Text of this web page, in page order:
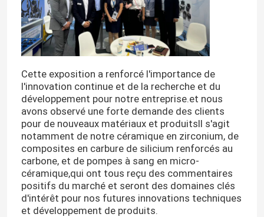
Cette exposition a renforcé l'importance de
l'innovation continue et de la recherche et du
développement pour notre entreprise.et nous
avons observé une forte demande des clients
pour de nouveaux matériaux et produitsIl s'agit
notamment de notre céramique en zirconium, de
composites en carbure de silicium renforcés au
carbone, et de pompes à sang en micro-
céramique,qui ont tous reçu des commentaires
positifs du marché et seront des domaines clés
d'intérêt pour nos futures innovations techniques
et développement de produits.